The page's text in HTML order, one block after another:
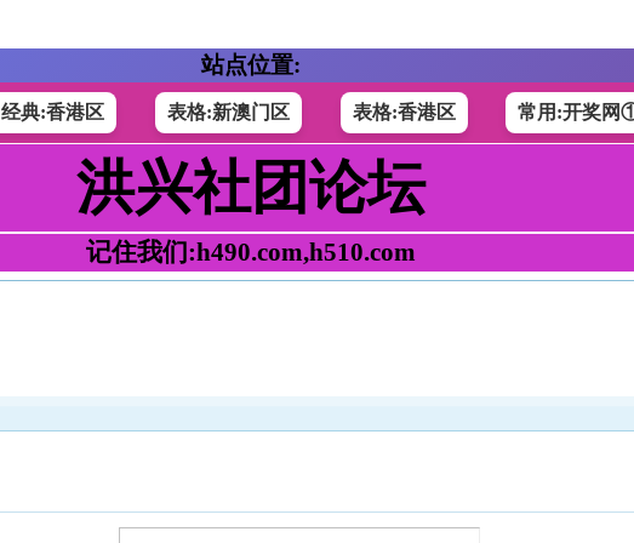
站点位置:
经典:香港区 表格:新澳门区 表格:香港区 常用:开奖网
洪兴社团论坛
记住我们:h490.com,h510.com